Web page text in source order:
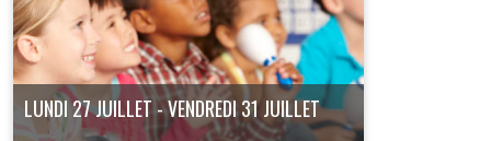
LUNDI 27 JUILLET - VENDREDI 31 JUILLET